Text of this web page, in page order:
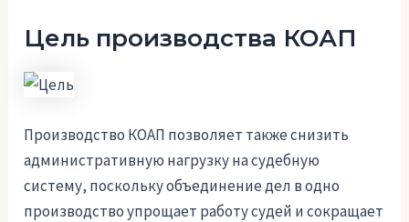
Цель производства КОАП
Производство КОАП позволяет также снизить
административную нагрузку на судебную
систему, поскольку объединение дел в одно
производство упрощает работу судей и сокращает